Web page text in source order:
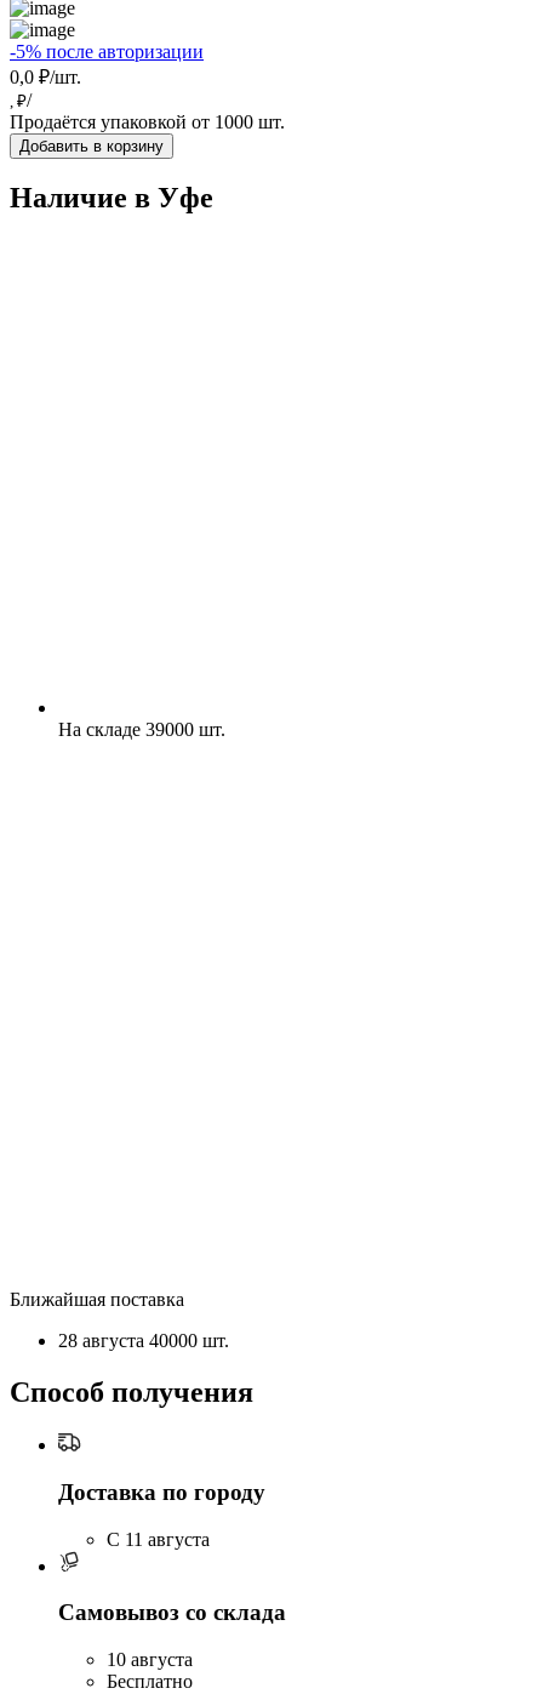
-5% после авторизации
0,0 ₽/шт.
, ₽/
Продаётся упаковкой от 1000 шт.
Добавить в корзину
Наличие в Уфe
На складе 39000 шт.
Ближайшая поставка
28 августа 40000 шт.
Способ получения
Доставка по городу
C 11 августа
Самовывоз со склада
10 августа
Бесплатно